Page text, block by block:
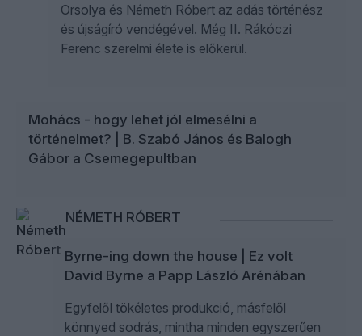
Orsolya és Németh Róbert az adás történész
és újságíró vendégével. Még II. Rákóczi
Ferenc szerelmi élete is előkerül.
Mohács - hogy lehet jól elmesélni a
történelmet? | B. Szabó János és Balogh
Gábor a Csemegepultban
NÉMETH RÓBERT
Byrne-ing down the house | Ez volt
David Byrne a Papp László Arénában
Egyfelől tökéletes produkció, másfelől
könnyed sodrás, mintha minden egyszerűen